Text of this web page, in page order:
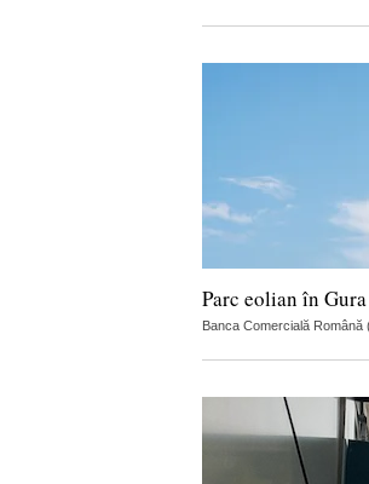
Parc eolian în
Banca Comercială